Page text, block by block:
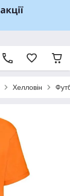
Хелловін